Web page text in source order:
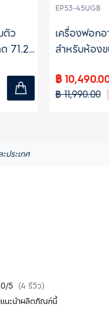
EP53-45UGB
เครื่องฟอกอากาศ
สำหรับห้องขนาด
฿ 10,490.00
฿ 11,990.00 -13%
ประเทศ
5 (4 รีวิว)
นะนำผลิตภัณฑ์นี้